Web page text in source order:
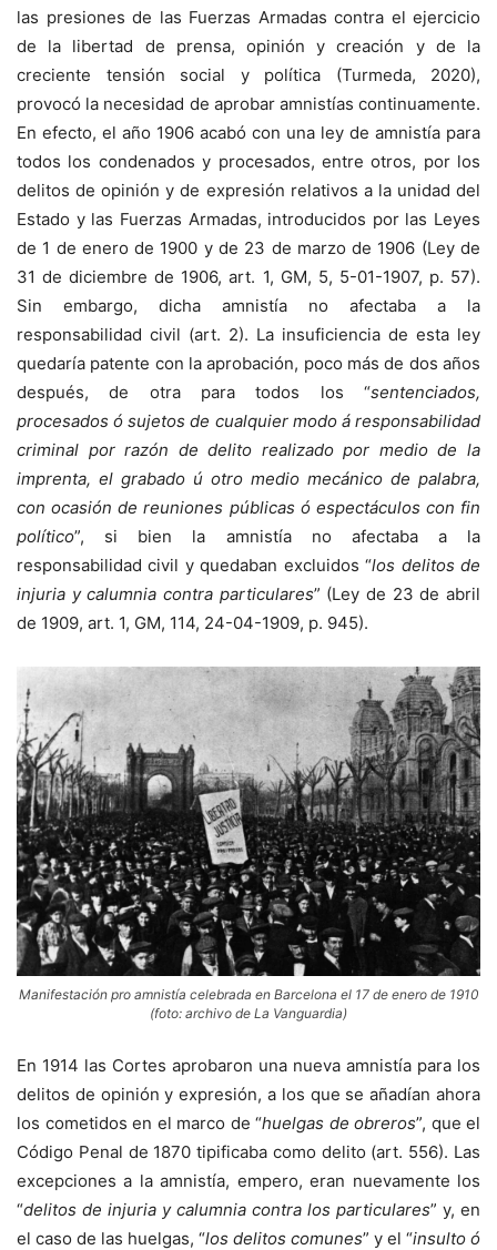
las presiones de las Fuerzas Armadas contra el ejercicio
de la libertad de prensa, opinión y creación y de la
creciente tensión social y política (Turmeda, 2020),
provocó la necesidad de aprobar amnistías continuamente.
En efecto, el año 1906 acabó con una ley de amnistía para
todos los condenados y procesados, entre otros, por los
delitos de opinión y de expresión relativos a la unidad del
Estado y las Fuerzas Armadas, introducidos por las Leyes
de 1 de enero de 1900 y de 23 de marzo de 1906 (Ley de
31 de diciembre de 1906, art. 1, GM, 5, 5-01-1907, p. 57).
Sin embargo, dicha amnistía no afectaba a la
responsabilidad civil (art. 2). La insuficiencia de esta ley
quedaría patente con la aprobación, poco más de dos años
después, de otra para todos los “sentenciados,
procesados ó sujetos de cualquier modo á responsabilidad
criminal por razón de delito realizado por medio de la
imprenta, el grabado ú otro medio mecánico de palabra,
con ocasión de reuniones públicas ó espectáculos con fin
político”, si bien la amnistía no afectaba a la
responsabilidad civil y quedaban excluidos “los delitos de
injuria y calumnia contra particulares” (Ley de 23 de abril
de 1909, art. 1, GM, 114, 24-04-1909, p. 945).
Manifestación pro amnistía celebrada en Barcelona el 17 de enero de 1910
(foto: archivo de La Vanguardia)
En 1914 las Cortes aprobaron una nueva amnistía para los
delitos de opinión y expresión, a los que se añadían ahora
los cometidos en el marco de “huelgas de obreros”, que el
Código Penal de 1870 tipificaba como delito (art. 556). Las
excepciones a la amnistía, empero, eran nuevamente los
“delitos de injuria y calumnia contra los particulares” y, en
el caso de las huelgas, “los delitos comunes” y el “insulto ó